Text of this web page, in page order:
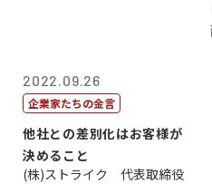
2022.09.26
企業家たちの金言
他社との差別化はお客様が
決めること
(株)ストライク 代表取締役